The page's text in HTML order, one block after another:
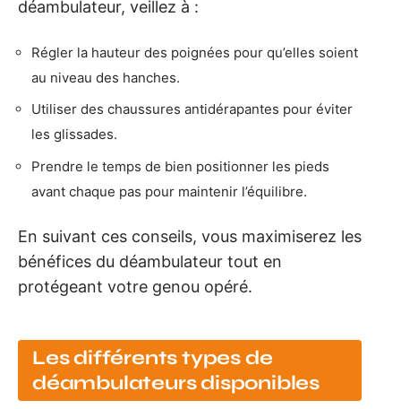
déambulateur, veillez à :
Régler la hauteur des poignées pour qu’elles soient
au niveau des hanches.
Utiliser des chaussures antidérapantes pour éviter
les glissades.
Prendre le temps de bien positionner les pieds
avant chaque pas pour maintenir l’équilibre.
En suivant ces conseils, vous maximiserez les
bénéfices du déambulateur tout en
protégeant votre genou opéré.
Les différents types de
déambulateurs disponibles